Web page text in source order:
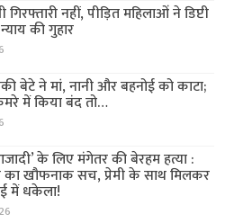
नहीं, पीड़ित महिलाओं ने डिप्टी
की गुहार
बेटे ने मां, नानी और बहनोई को काटा;
में किया बंद तो…
के लिए मंगेतर की बेरहम हत्या :
का खौफनाक सच, प्रेमी के साथ मिलकर
में धकेला!